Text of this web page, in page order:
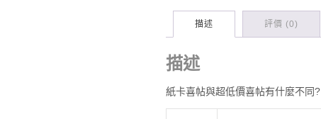
描述 評價 (0)
描述
紙卡喜帖與超低價喜帖有什麼不同?